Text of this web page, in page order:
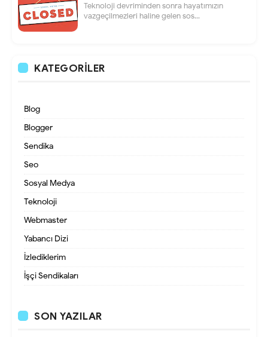
Teknoloji devriminden sonra hayatımızın
vazgeçilmezleri haline gelen sos...
KATEGORILER
Blog
Blogger
Sendika
Seo
Sosyal Medya
Teknoloji
Webmaster
Yabancı Dizi
İzlediklerim
İşçi Sendikaları
SON YAZILAR